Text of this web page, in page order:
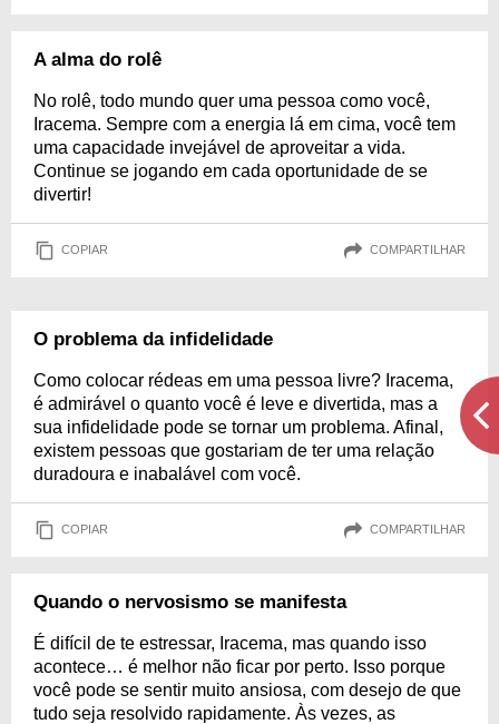
A alma do rolê
No rolê, todo mundo quer uma pessoa como você,
Iracema. Sempre com a energia lá em cima, você tem
uma capacidade invejável de aproveitar a vida.
Continue se jogando em cada oportunidade de se
divertir!
COPIAR COMPARTILHAR
O problema da infidelidade
Como colocar rédeas em uma pessoa livre? Iracema,
é admirável o quanto você é leve e divertida, mas a
sua infidelidade pode se tornar um problema. Afinal,
existem pessoas que gostariam de ter uma relação
duradoura e inabalável com você.
COPIAR COMPARTILHAR
Quando o nervosismo se manifesta
É difícil de te estressar, Iracema, mas quando isso
acontece… é melhor não ficar por perto. Isso porque
você pode se sentir muito ansiosa, com desejo de que
tudo seja resolvido rapidamente. Às vezes, as